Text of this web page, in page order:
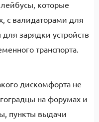
которые
с валидаторами для
зарядки устройств
транспорта.
дискомфорта не
на форумах и
пункты выдачи